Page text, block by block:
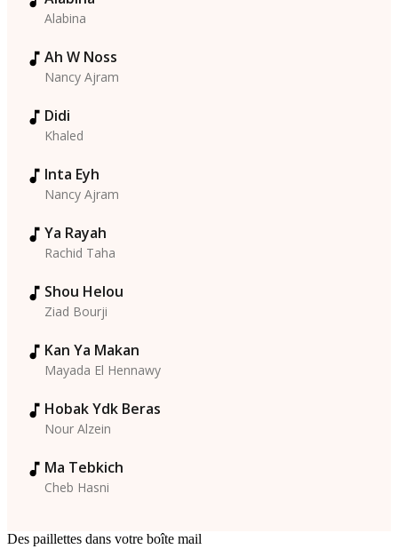
Alabina
Ah W Noss
Nancy Ajram
Didi
Khaled
Inta Eyh
Nancy Ajram
Ya Rayah
Rachid Taha
Shou Helou
Ziad Bourji
Kan Ya Makan
Mayada El Hennawy
Hobak Ydk Beras
Nour Alzein
Ma Tebkich
Cheb Hasni
Des paillettes dans votre boîte mail